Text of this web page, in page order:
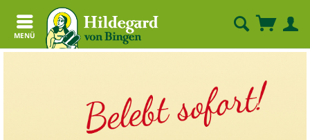
MENÜ